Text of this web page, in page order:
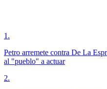
1.
Petro arremete contra De La
al "pueblo" a actuar
2.